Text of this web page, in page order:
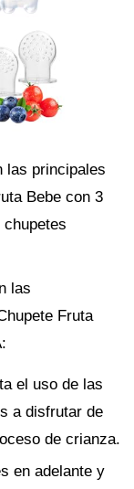
las principales
Bebe con 3
las
Fruta
el uso de las
a disfrutar de
de crianza.
en adelante y